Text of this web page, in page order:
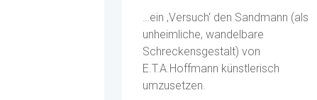
…ein ‚Versuch‘ den Sandmann (als
unheimliche, wandelbare
Schreckensgestalt) von
E.T.A.Hoffmann künstlerisch
umzusetzen.